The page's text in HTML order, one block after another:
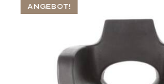
ANGEBOT!